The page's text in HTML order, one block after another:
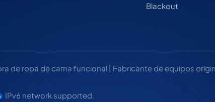
Blackout
de ropa de cama funcional | Fabricante de equipos
IPv6 network supported.